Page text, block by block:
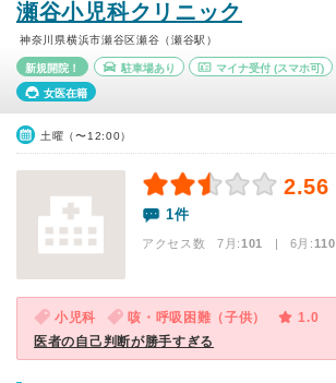
瀬谷小児科クリニック
神奈川県横浜市瀬谷区瀬谷（瀬谷駅）
新規開院！ 駐車場あり マイナ受付 (スマホ可)
女医在籍
土曜（〜12:00）
2.56
1件
アクセス数 7月:101 | 6月:110
小児科 咳・呼吸困難（子供）
1.0
医者の自己判断が勝手すぎる